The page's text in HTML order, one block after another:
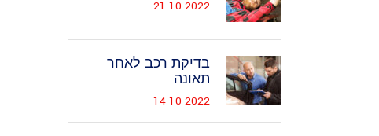
21-10-2022
בדיקת רכב לאחר
תאונה
14-10-2022